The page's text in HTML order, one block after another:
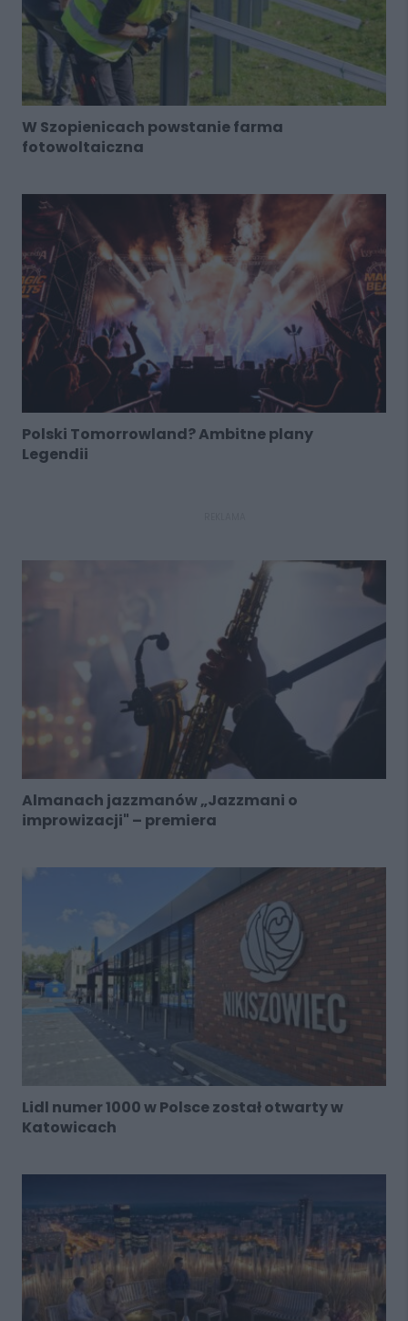
W Szopienicach powstanie farma
fotowoltaiczna
Polski Tomorrowland? Ambitne plany
Legendii
Almanach jazzmanów „Jazzmani o
improwizacji" – premiera
Lidl numer 1000 w Polsce został otwarty w
Katowicach